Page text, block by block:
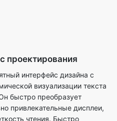
проектирования
интерфейс дизайна с
визуализации текста
быстро преобразует
привлекательные дисплеи,
чтения. Быстро